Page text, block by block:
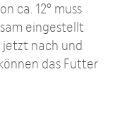
ca. 12° muss
eingestellt
jetzt nach und
das Futter